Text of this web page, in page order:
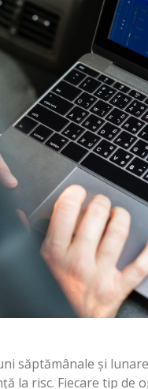
săptămânale și
la risc. Fiecare tip de